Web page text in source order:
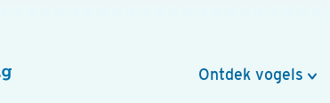
Ontdek vogels